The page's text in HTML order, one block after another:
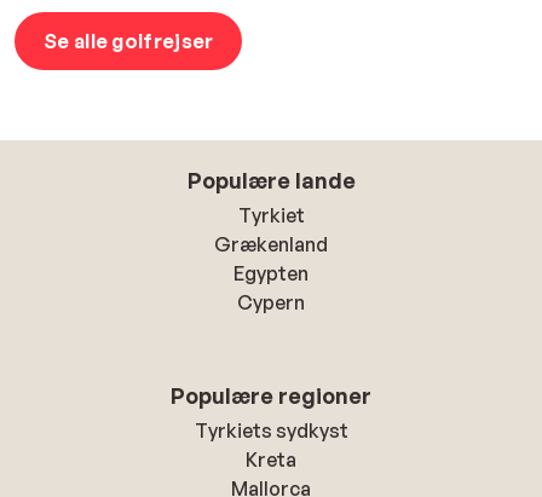
Se alle golfrejser
Populære lande
Tyrkiet
Grækenland
Egypten
Cypern
Populære regioner
Tyrkiets sydkyst
Kreta
Mallorca